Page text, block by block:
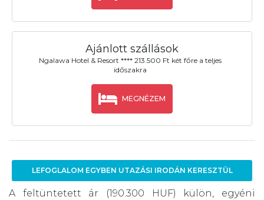
Ajánlott szállások
Ngalawa Hotel & Resort **** 213.500 Ft két főre a teljes
időszakra
MEGNÉZEM
LEFOGLALOM EGYBEN UTAZÁSI IRODÁN KERESZTÜL
A feltüntetett ár (190.300 HUF) külön, egyéni